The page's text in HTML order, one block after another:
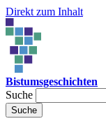
Direkt zum Inhalt
Bistumsgeschichten
Suche